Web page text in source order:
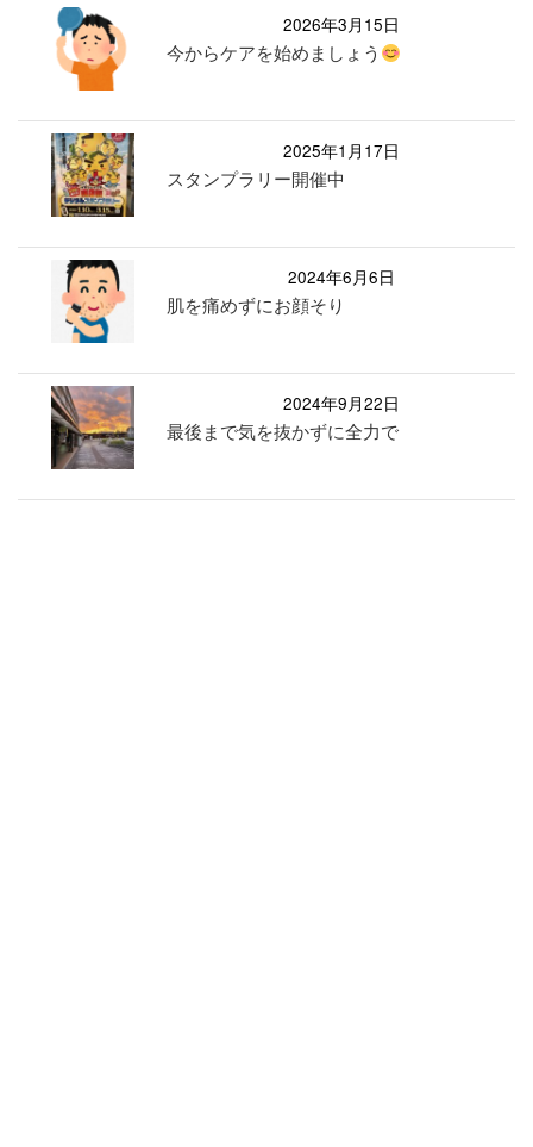
2026年3月15日
今からケアを始めましょう
2025年1月17日
スタンプラリー開催中
2024年6月6日
肌を痛めずにお顔そり
2024年9月22日
最後まで気を抜かずに全力で